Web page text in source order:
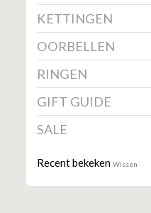
KETTINGEN
OORBELLEN
RINGEN
GIFT GUIDE
SALE
Recent bekeken Wissen